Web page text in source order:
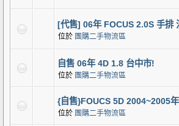
[代售] 06年 FOCUS 2.0S 手排
位於 團購二手物流區
自售 06年 4D 1.8 台中市!
位於 團購二手物流區
{自售}FOUCS 5D 2004~2005
位於 團購二手物流區